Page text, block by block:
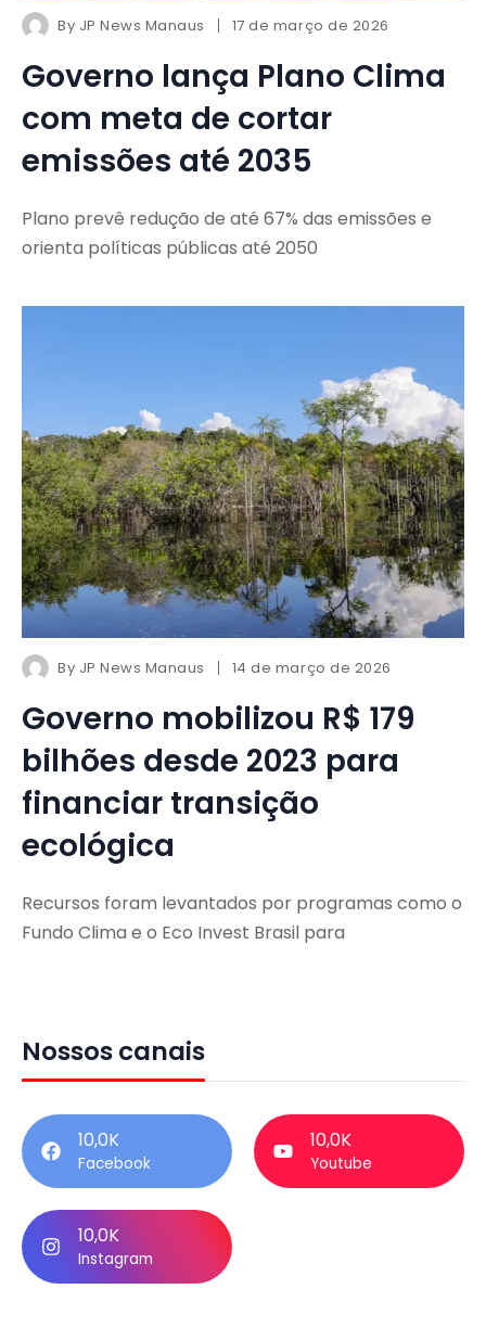
By JP News Manaus 17 de março de 2026
Governo lança Plano Clima
com meta de cortar
emissões até 2035
Plano prevê redução de até 67% das emissões e
orienta políticas públicas até 2050
By JP News Manaus 14 de março de 2026
Governo mobilizou R$ 179
bilhões desde 2023 para
financiar transição
ecológica
Recursos foram levantados por programas como o
Fundo Clima e o Eco Invest Brasil para
Nossos canais
10,0K
Facebook
10,0K
Youtube
10,0K
Instagram